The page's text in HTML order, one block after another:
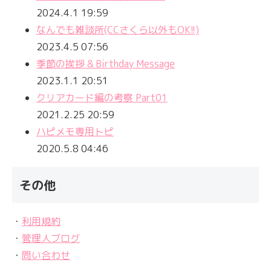
2024.4.1 19:59
なんでも雑談所(CCさくら以外もOK!!)
2023.4.5 07:56
季節の挨拶 & Birthday Message
2023.1.1 20:51
クリアカード編の考察 Part01
2021.2.25 20:59
ハピメモ専用トピ
2020.5.8 04:46
その他
・ 利用規約
・ 管理人ブログ
・ 問い合わせ